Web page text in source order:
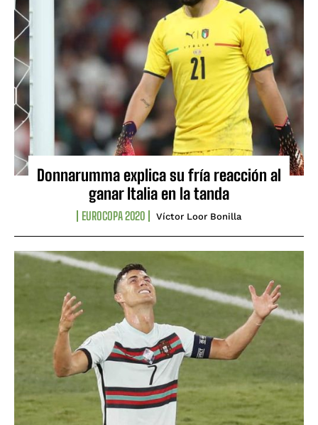
Donnarumma explica su fría reacción al
ganar Italia en la tanda
EUROCOPA 2020 Víctor Loor Bonilla